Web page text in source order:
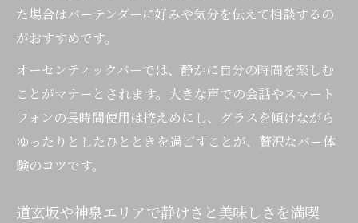
た場合はバーテンダーに好みや気分を伝えて相談するの
がおすすめです。
オーセンティックバーでは、静かに自分の時間を楽しむ
ことがマナーとされます。大きな声での会話やスマート
フォンの長時間使用は控えめにし、グラスを傾けながら
ゆったりとしたひとときを過ごすことが、贅沢なバー体
験のコツです。
道玄坂や神泉エリアで静けさと美味しさを満喫